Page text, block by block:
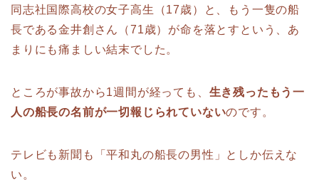
同志社国際高校の女子高生（17歳）と、もう一隻の船
長である金井創さん（71歳）が命を落とすという、あ
まりにも痛ましい結末でした。
ところが事故から1週間が経っても、 生き残ったもう一
人の船長の名前が一切報じられていないのです。
テレビも新聞も「平和丸の船長の男性」としか伝えな
い。